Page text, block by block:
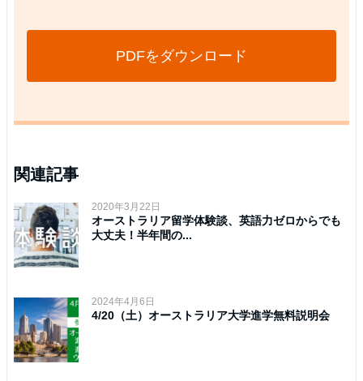
PDFをダウンロード
関連記事
2020年3月22日
オーストラリア留学体験談、英語力ゼロからでも
大丈夫！半年間の...
2024年4月6日
4/20（土）オーストラリア大学進学無料説明会